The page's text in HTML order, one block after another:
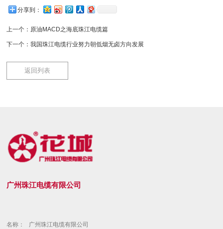
分享到：
上一个： 原油MACD之海底珠江电缆篇
下一个：我国珠江电缆行业努力朝低烟无卤方向发展
返回列表
广州珠江电缆有限公司
名称： 广州珠江电缆有限公司